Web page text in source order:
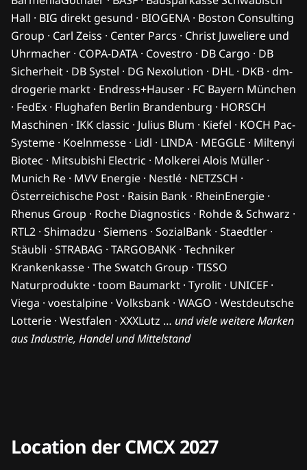
Hall · BIG direkt gesund · BIOGENA · Boston Consulting
Group · Carl Zeiss · Center Parcs · Christ Juweliere und
Uhrmacher · COPA-DATA · Covestro · DB Cargo · DB
Sicherheit · DB Systel · DG Nexolution · DHL · DKB · dm-
drogerie markt · Endress+Hauser · FC Bayern München
· FedEx · Flughafen Berlin Brandenburg · HORSCH
Maschinen · IKK classic · Julius Blum · Kiefel · KOCH Pac-
Systeme · Koelnmesse · Lidl · LINDA · MEGGLE · Miltenyi
Biotec · Mitsubishi Electric · Molkerei Alois Müller ·
Munich Re · MVV Energie · Nestlé · NETZSCH ·
Österreichische Post · Raisin Bank · RheinEnergie ·
Rhenus Group · Roche Diagnostics · Rohde & Schwarz ·
RTL2 · Shimadzu · Siemens · SozialBank · Staedtler ·
Stäubli · STRABAG · TARGOBANK · Techniker
Krankenkasse · The Swatch Group · TISSO
Naturprodukte · toom Baumarkt · Tyrolit · UNICEF ·
Viega · voestalpine · Volksbank · WAGO · Westdeutsche
Lotterie · Westfalen · XXXLutz … und viele weitere Marken
aus Industrie, Handel und Mittelstand
Location der CMCX 2027